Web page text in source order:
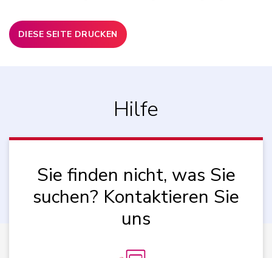
DIESE SEITE DRUCKEN
Hilfe
Sie finden nicht, was Sie
suchen? Kontaktieren Sie
uns